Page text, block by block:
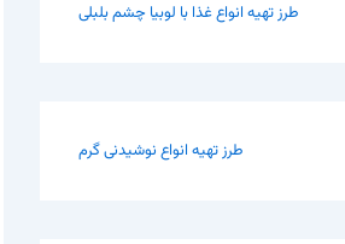
طرز تهیه انواع غذا با لوبیا چشم بلبلی
طرز تهیه انواع نوشیدنی گرم